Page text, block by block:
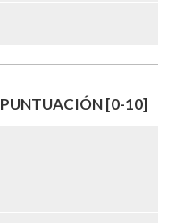
PUNTUACIÓN [0-10]